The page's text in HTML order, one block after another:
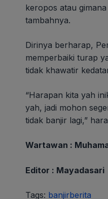
keropos atau
tambahnya.
Dirinya berharap,
memperbaiki turap
tidak khawatir
“Harapan kita yah
yah, jadi mohon
tidak banjir lagi,”
Wartawan :
Editor : Mayadasari
Tags: banjirberita